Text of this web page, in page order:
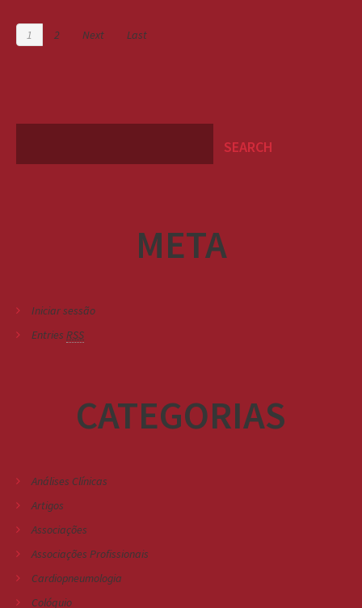
1 2 Next Last
META
Iniciar sessão
Entries RSS
CATEGORIAS
Análises Clínicas
Artigos
Associações
Associações Profissionais
Cardiopneumologia
Colóquio